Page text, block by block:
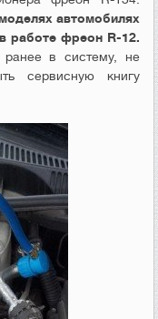
автомобилях
работе фреон R-12.
в систему, не
сервисную книгу